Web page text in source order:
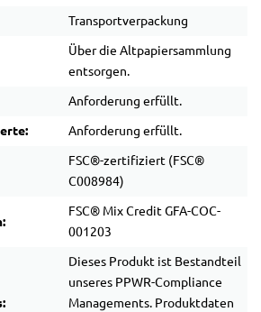
Transportverpackung
Über die Altpapiersammlung
entsorgen.
Anforderung erfüllt.
Anforderung erfüllt.
FSC®-zertifiziert (FSC®
C008984)
FSC® Mix Credit GFA-COC-
001203
Dieses Produkt ist Bestandteil
unseres PPWR-Compliance
Managements. Produktdaten